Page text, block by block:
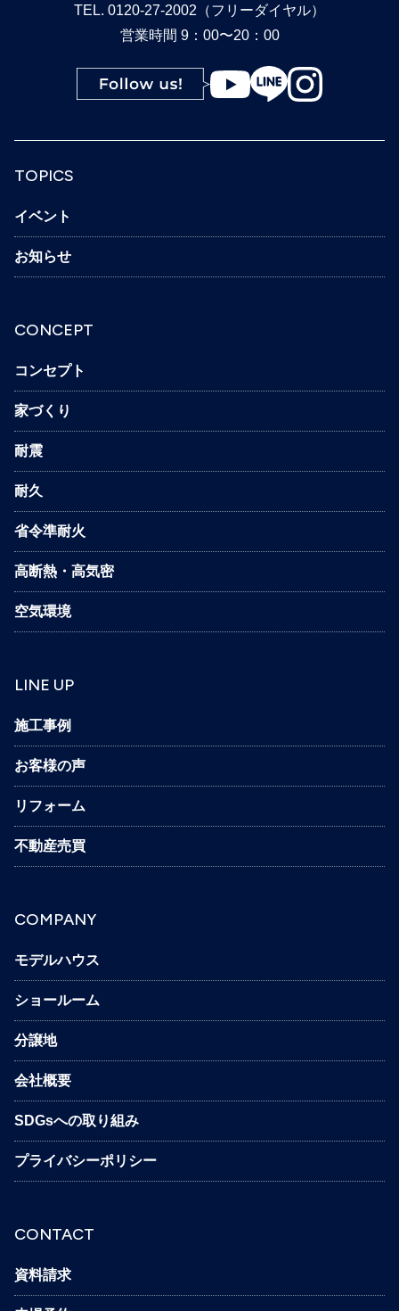
TEL. 0120-27-2002（フリーダイヤル）
営業時間 9：00〜20：00
TOPICS
イベント
お知らせ
CONCEPT
コンセプト
家づくり
耐震
耐久
省令準耐火
高断熱・高気密
空気環境
LINE UP
施工事例
お客様の声
リフォーム
不動産売買
COMPANY
モデルハウス
ショールーム
分譲地
会社概要
SDGsへの取り組み
プライバシーポリシー
CONTACT
資料請求